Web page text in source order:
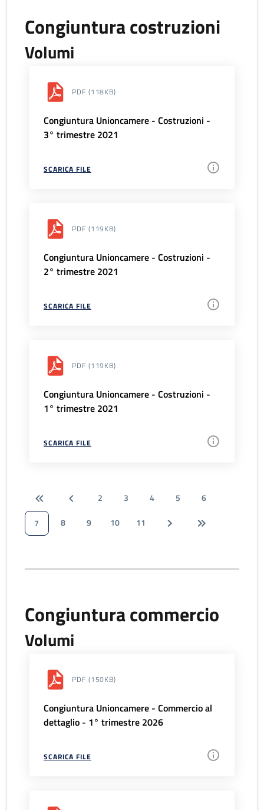
Congiuntura costruzioni
Volumi
PDF (118KB)
Congiuntura Unioncamere - Costruzioni -
3° trimestre 2021
SCARICA FILE
PDF (119KB)
Congiuntura Unioncamere - Costruzioni -
2° trimestre 2021
SCARICA FILE
PDF (119KB)
Congiuntura Unioncamere - Costruzioni -
1° trimestre 2021
SCARICA FILE
2 3 4 5
6
7
8 9 10 11
Congiuntura commercio
Volumi
PDF (150KB)
Congiuntura Unioncamere - Commercio al
dettaglio - 1° trimestre 2026
SCARICA FILE